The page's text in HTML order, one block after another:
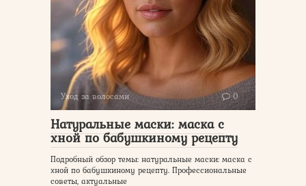
Уход за волосами 0
Натуральные маски: маска с
хной по бабушкиному рецепту
Подробный обзор темы: натуральные маски: маска с
хной по бабушкиному рецепту. Профессиональные
советы, актуальные